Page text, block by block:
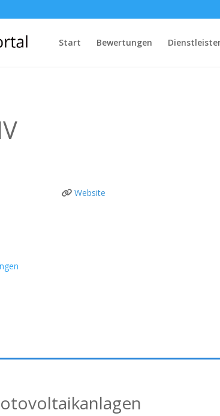
Start Bewertungen
Website